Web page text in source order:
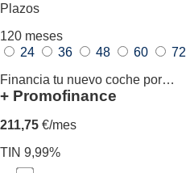
Plazos
120 meses
24
36 48 60 72
Financia tu nuevo coche por…
+ Promofinance
211,75 €/mes
TIN 9,99%